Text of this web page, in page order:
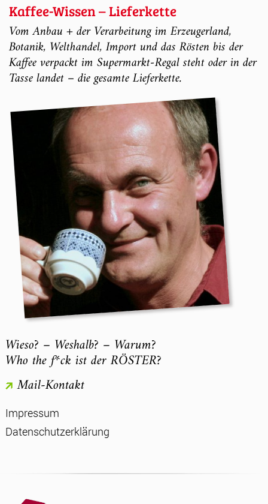
Kaffee-Wissen – Lieferkette
Vom Anbau + der Verarbeitung im Erzeugerland,
Botanik, Welthandel, Import und das Rösten bis der
Kaffee verpackt im Supermarkt-Regal steht oder in der
Tasse landet – die gesamte Lieferkette.
Wieso? – Weshalb? – Warum?
Who the f*ck ist der RÖSTER?
Mail-Kontakt
Impressum
Datenschutzerklärung